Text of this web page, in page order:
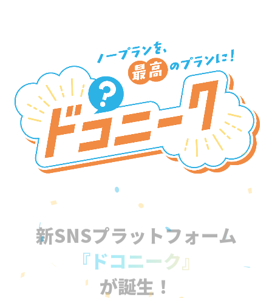
新SNSプラットフォーム
『ドコニーク』
が誕生！